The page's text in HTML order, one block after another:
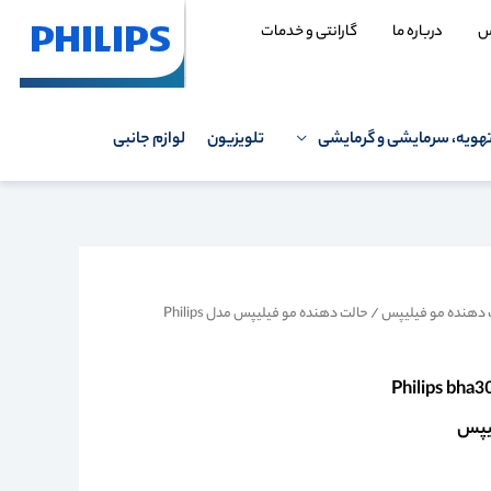
درباره ما گارانتی و خدمات
سرمایشی و گرمایشی تلویزیون لوازم جانبی
دهنده مو فیلیپس
/ حالت دهنده مو فیلیپس مدل Philips